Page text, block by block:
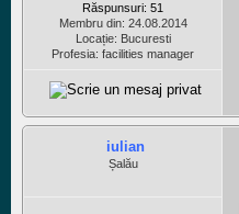
Răspunsuri: 51
Membru din: 24.08.2014
Locație: Bucuresti
Profesia: facilities manager
iulian
Șalău